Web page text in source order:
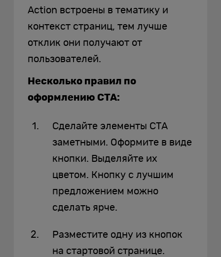
Action встроены в тематику и
контекст страниц, тем лучше
отклик они получают от
пользователей.
Несколько правил по
оформлению CTA:
Сделайте элементы CTA
заметными. Оформите в виде
кнопки. Выделяйте их
цветом. Кнопку с лучшим
предложением можно
сделать ярче.
Разместите одну из кнопок
на стартовой странице.